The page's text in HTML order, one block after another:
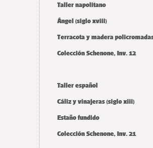
Taller napolitano
Ángel (siglo xviii)
Terracota y madera
Colección Schenone, Inv. 12
Taller español
Cáliz y vinajeras (siglo xiii)
Estaño fundido
Colección Schenone, Inv. 21